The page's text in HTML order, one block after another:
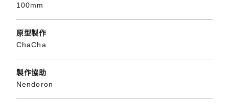
100mm
原型製作
ChaCha
製作協助
Nendoron